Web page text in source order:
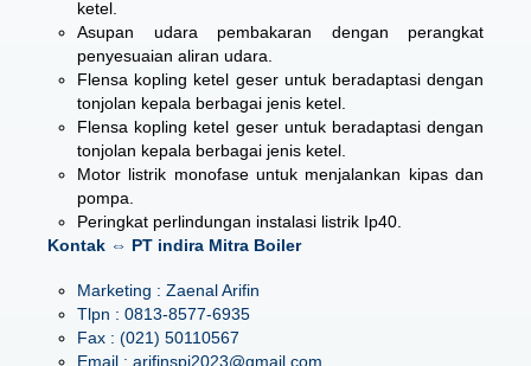
ketel.
Asupan udara pembakaran dengan perangkat
penyesuaian aliran udara.
Flensa kopling ketel geser untuk beradaptasi dengan
tonjolan kepala berbagai jenis ketel.
Flensa kopling ketel geser untuk beradaptasi dengan
tonjolan kepala berbagai jenis ketel.
Motor listrik monofase untuk menjalankan kipas dan
pompa.
Peringkat perlindungan instalasi listrik Ip40.
Kontak ⇔ PT indira Mitra Boiler
Marketing : Zaenal Arifin
Tlpn : 0813-8577-6935
Fax : (021) 50110567
Email : arifinspi2023@gmail.com